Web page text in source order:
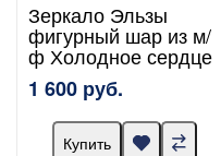
Зеркало Эльзы
фигурный шар из м/
ф Холодное сердце
1 600 руб.
Купить